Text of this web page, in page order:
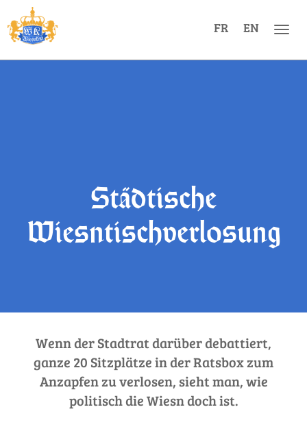
EN
FR
Städtische
Wiesntischverlosung
Wenn der Stadtrat darüber debattiert,
ganze 20 Sitzplätze in der Ratsbox zum
Anzapfen zu verlosen, sieht man, wie
politisch die Wiesn doch ist.